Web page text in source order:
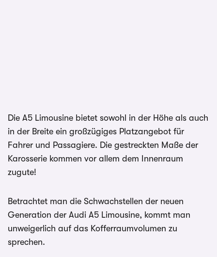
Die A5 Limousine bietet sowohl in der Höhe als auch
in der Breite ein großzügiges Platzangebot für
Fahrer und Passagiere. Die gestreckten Maße der
Karosserie kommen vor allem dem Innenraum
zugute!
Betrachtet man die Schwachstellen der neuen
Generation der Audi A5 Limousine, kommt man
unweigerlich auf das Kofferraumvolumen zu
sprechen.